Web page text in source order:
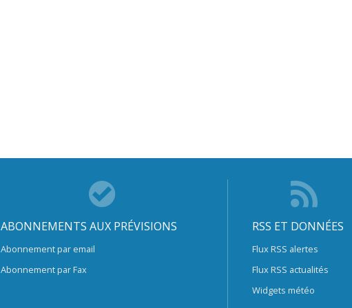
ABONNEMENTS AUX PRÉVISIONS
Abonnement par email
Abonnement par Fax
RSS ET DONNÉES
Flux RSS alertes
Flux RSS actualités
Widgets météo